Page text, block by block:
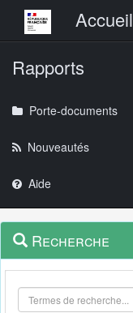
Menu principalAccueil
Rapports
Porte-documents
Nouveautés
Aide
Navigation
outils
Menu
contextuel
Recherche